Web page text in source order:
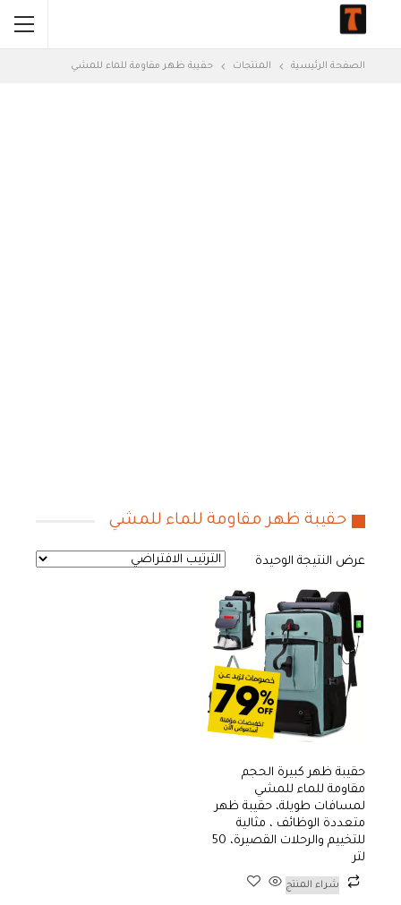
الصفحة الرئيسية المنتجات حقيبة ظهر مقاومة للماء للمشي
حقيبة ظهر مقاومة للماء للمشي
عرض النتيجة الوحيدة
حقيبة ظهر كبيرة الحجم
مقاومة للماء للمشي
لمسافات طويلة، حقيبة ظهر
متعددة الوظائف ، مثالية
للتخييم والرحلات القصيرة، 50
لتر
شراء المنتج